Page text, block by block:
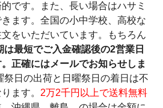
です。また、長い場合はハサミ
ます。全国の小中学校、高校な
をいただいています。もちろん
は最短でご入金確認後の2営業日
正確にはメールでお知らせしま
祭日の出荷と日曜祭日の着日は不
ます。 2万2千円以上で送料無料